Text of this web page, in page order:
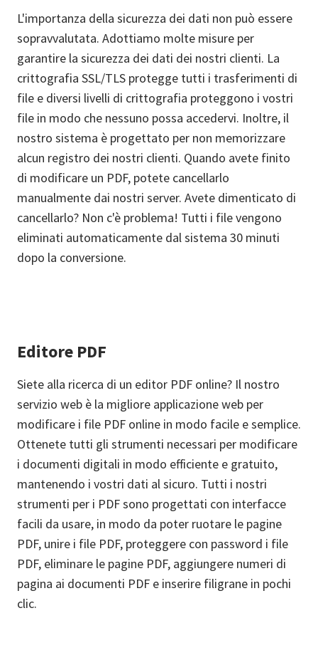
L'importanza della sicurezza dei dati non può essere
sopravvalutata. Adottiamo molte misure per
garantire la sicurezza dei dati dei nostri clienti. La
crittografia SSL/TLS protegge tutti i trasferimenti di
file e diversi livelli di crittografia proteggono i vostri
file in modo che nessuno possa accedervi. Inoltre, il
nostro sistema è progettato per non memorizzare
alcun registro dei nostri clienti. Quando avete finito
di modificare un PDF, potete cancellarlo
manualmente dai nostri server. Avete dimenticato di
cancellarlo? Non c'è problema! Tutti i file vengono
eliminati automaticamente dal sistema 30 minuti
dopo la conversione.
Editore PDF
Siete alla ricerca di un editor PDF online? Il nostro
servizio web è la migliore applicazione web per
modificare i file PDF online in modo facile e semplice.
Ottenete tutti gli strumenti necessari per modificare
i documenti digitali in modo efficiente e gratuito,
mantenendo i vostri dati al sicuro. Tutti i nostri
strumenti per i PDF sono progettati con interfacce
facili da usare, in modo da poter ruotare le pagine
PDF, unire i file PDF, proteggere con password i file
PDF, eliminare le pagine PDF, aggiungere numeri di
pagina ai documenti PDF e inserire filigrane in pochi
clic.